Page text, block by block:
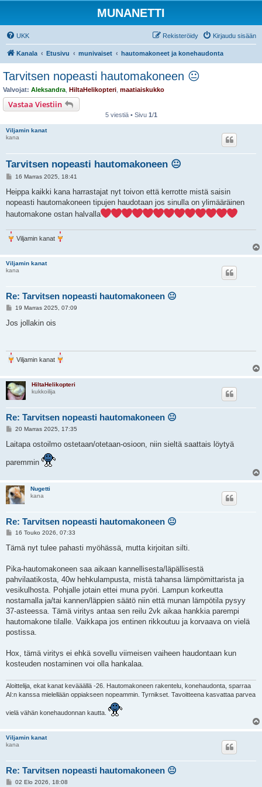
MUNANETTI
UKK Kirjaudu sisään
Rekisteröidy
Kanala Etusivu munivaiset hautomakoneet ja konehaudonta
Tarvitsen nopeasti hautomakoneen 😐
Valvojat: Aleksandra HiltaHelikopteri maatiaiskukko
Vastaa Viestiin
5 viestiä • Sivu 1/1
Viljamin kanat
kana
Tarvitsen nopeasti hautomakoneen 😐
V
e
t
16 Marras 2025, 18:41
Heippa kaikki kana harrastajat nyt toivon että kerrotte mistä saisin
nopeasti hautomakoneen tipujen haudotaan jos sinulla on ylimääräinen
hautomakone ostan halvalla
Viljamin kanat
Viljamin kanat
kana
Re: Tarvitsen nopeasti hautomakoneen 😐
V
e
19 Marras 2025, 07:09
Jos jollakin ois
Viljamin kanat
HiltaHelikopteri
kukkoilija
Re: Tarvitsen nopeasti hautomakoneen 😐
V
e
i
20 Marras 2025, 17:35
Laitapa ostoilmo ostetaan/otetaan-osioon, niin sieltä saattais löytyä
paremmin
Nugetti
kana
Re: Tarvitsen nopeasti hautomakoneen 😐
V
e
i
16 Touko 2026, 07:33
Tämä nyt tulee pahasti myöhässä, mutta kirjoitan silti.
Pika-hautomakoneen saa aikaan kannellisesta/läpällisestä
pahvilaatikosta, 40w hehkulampusta, mistä tahansa lämpömittarista ja
vesikulhosta. Pohjalle jotain ettei muna pyöri. Lampun korkeutta
nostamalla ja/tai kannen/läppien säätö niin että munan lämpötila pysyy
37-asteessa. Tämä viritys antaa sen reilu 2vk aikaa hankkia parempi
hautomakone tilalle. Vaikkapa jos entinen rikkoutuu ja korvaava on vielä
postissa.
Hox, tämä viritys ei ehkä sovellu viimeisen vaiheen haudontaan kun
kosteuden nostaminen voi olla hankalaa.
Aloittelija, ekat kanat kevääällä -26. Hautomakoneen rakentelu, konehaudonta, sparraa
AI:n kanssa mielellään oppiakseen nopeammin. Tyrnikset. Tavoitteena kasvattaa parvea
vielä vähän konehaudonnan kautta.
Viljamin kanat
kana
Re: Tarvitsen nopeasti hautomakoneen 😐
V02 Elo 2026, 18:08